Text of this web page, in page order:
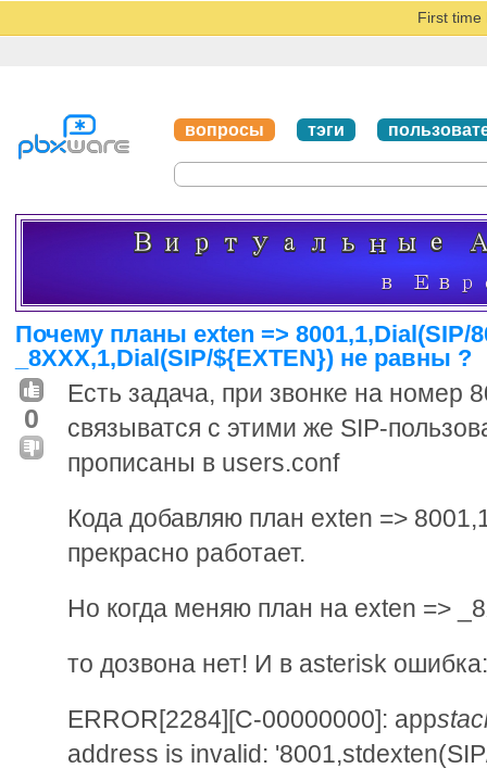
First time
вопросы тэги
Почему планы exten => 8001,1,Dial(SIP/
_8XXX,1,Dial(SIP/${EXTEN}) не равны ?
0
Есть задача, при звонке на номер
связыватся с этими же SIP-
прописаны в users.conf
Кода добавляю план exten =>
прекрасно работает.
Но когда меняю план на exten =>
то дозвона нет! И в asterisk ошибка:
ERROR[2284][C-00000000]: app
address is invalid: